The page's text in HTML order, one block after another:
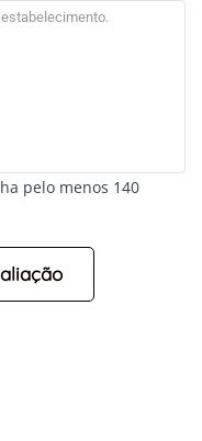
pelo menos 140